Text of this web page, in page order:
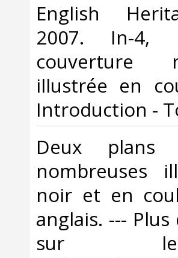
‎English
2007. In-4,
couverture
illustrée en
Introduction -
‎Deux plans
nombreuses
noir et en
anglais. ---
sur